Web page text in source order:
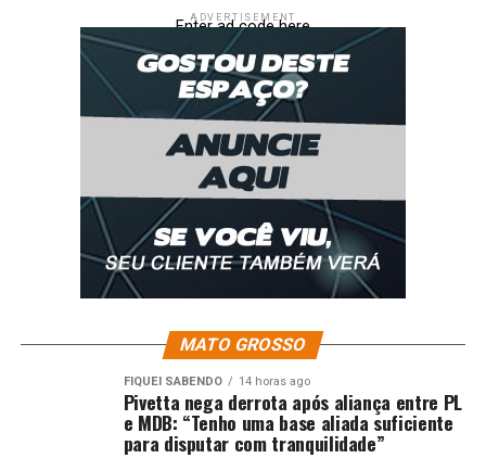
ADVERTISEMENT
Enter ad code here
MATO GROSSO
FIQUEI SABENDO 14 horas ago
Pivetta nega derrota após aliança entre PL
e MDB: “Tenho uma base aliada suficiente
para disputar com tranquilidade”